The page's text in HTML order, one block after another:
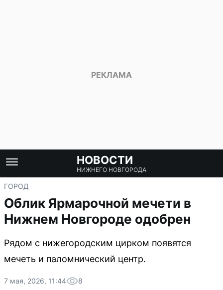
НОВОСТИ
НИЖНЕГО НОВГОРОДА
ГОРОД
Облик Ярмарочной мечети в
Нижнем Новгороде одобрен
Рядом с нижегородским цирком появятся
мечеть и паломнический центр.
7 мая, 2026, 11:44 8